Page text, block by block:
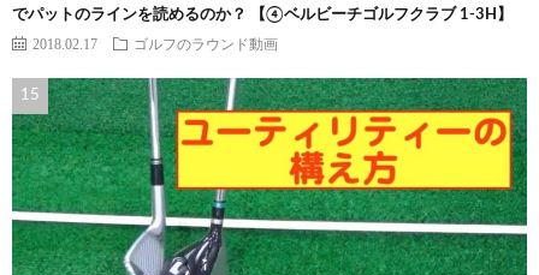
でパットのラインを読めるのか？ 【④ベルビーチゴルフクラブ 1-3H】
2018.02.17 ゴルフのラウンド動画